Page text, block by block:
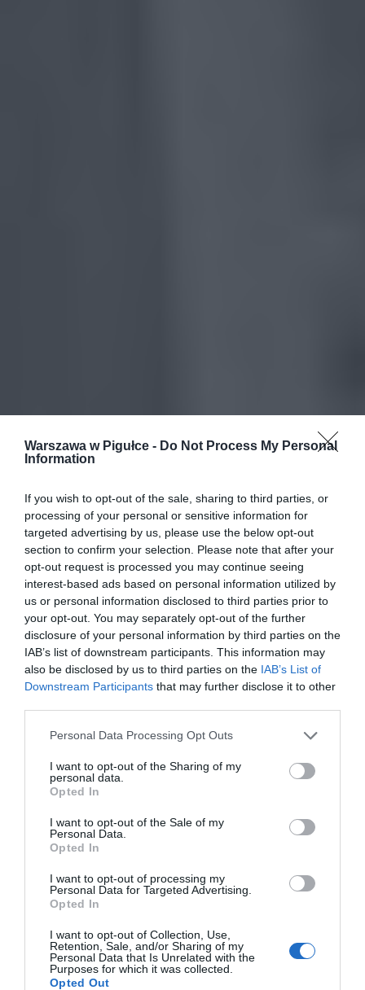
Warszawa w Pigułce - Do Not Process My Personal
Information
If you wish to opt-out of the sale, sharing to third parties, or
processing of your personal or sensitive information for
targeted advertising by us, please use the below opt-out
section to confirm your selection. Please note that after your
opt-out request is processed you may continue seeing
interest-based ads based on personal information utilized by
us or personal information disclosed to third parties prior to
your opt-out. You may separately opt-out of the further
disclosure of your personal information by third parties on the
IAB’s list of downstream participants. This information may
also be disclosed by us to third parties on the IAB’s List of
Downstream Participants that may further disclose it to other
Personal Data Processing Opt Outs
I want to opt-out of the Sharing of my
personal data.
Opted In
I want to opt-out of the Sale of my
Personal Data.
Opted In
I want to opt-out of processing my
Personal Data for Targeted Advertising.
Opted In
I want to opt-out of Collection, Use,
Retention, Sale, and/or Sharing of my
Personal Data that Is Unrelated with the
Purposes for which it was collected.
Opted Out